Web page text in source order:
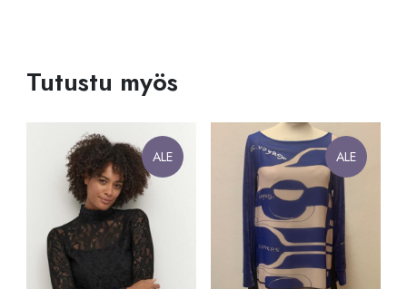
Tutustu myös
ALE ALE